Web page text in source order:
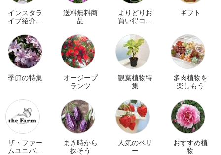
インスタラ
イブ紹介商
送料無料商
品
よりどりお
買い得コー
ギフト
季節の特集
オージープ
ランツ
観葉植物特
集
多肉植物を
楽しもう
ザ・ファー
ムユニバー
まき時から
探そう
人気のベリ
ー
おすすめ植
物